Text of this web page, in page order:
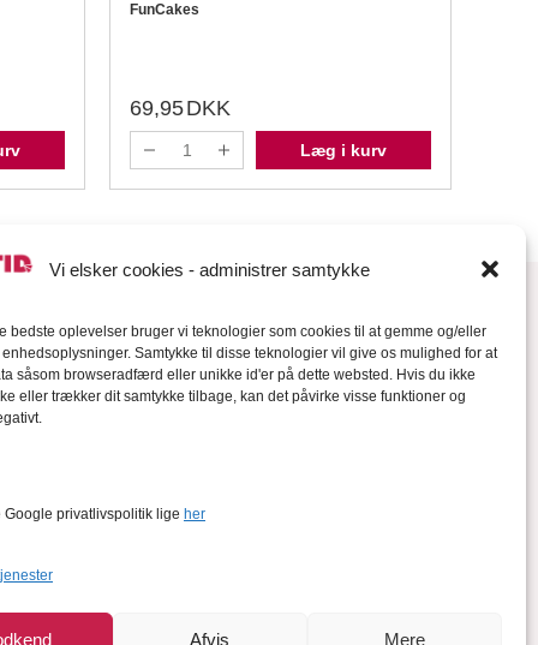
Vi elsker cookies - administrer samtykke
bedste oplevelser bruger vi teknologier som cookies til at gemme og/eller
Samtykke til disse teknologier vil give os mulighed for at
såsom browseradfærd eller unikke id'er på dette websted. Hvis du ikke
eller trækker dit samtykke tilbage, kan det påvirke visse funktioner og
privatlivspolitik lige her
Afvis Mere
FunCakes
69,95DKK
Læg i kurv